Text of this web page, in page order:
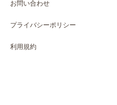
お問い合わせ
プライバシーポリシー
利用規約